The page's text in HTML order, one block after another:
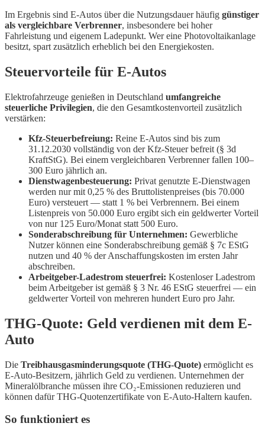
Im Ergebnis sind E-Autos über die Nutzungsdauer häufig günstiger
als vergleichbare Verbrenner, insbesondere bei hoher
Fahrleistung und eigenem Ladepunkt. Wer eine Photovoltaikanlage
besitzt, spart zusätzlich erheblich bei den Energiekosten.
Steuervorteile für E-Autos
Elektrofahrzeuge genießen in Deutschland umfangreiche
steuerliche Privilegien, die den Gesamtkostenvorteil zusätzlich
verstärken:
Kfz-Steuerbefreiung: Reine E-Autos sind bis zum
31.12.2030 vollständig von der Kfz-Steuer befreit (§ 3d
KraftStG). Bei einem vergleichbaren Verbrenner fallen 100–
300 Euro jährlich an.
Dienstwagenbesteuerung: Privat genutzte E-Dienstwagen
werden nur mit 0,25 % des Bruttolistenpreises (bis 70.000
Euro) versteuert — statt 1 % bei Verbrennern. Bei einem
Listenpreis von 50.000 Euro ergibt sich ein geldwerter Vorteil
von nur 125 Euro/Monat statt 500 Euro.
Sonderabschreibung für Unternehmen: Gewerbliche
Nutzer können eine Sonderabschreibung gemäß § 7c EStG
nutzen und 40 % der Anschaffungskosten im ersten Jahr
abschreiben.
Arbeitgeber-Ladestrom steuerfrei: Kostenloser Ladestrom
beim Arbeitgeber ist gemäß § 3 Nr. 46 EStG steuerfrei — ein
geldwerter Vorteil von mehreren hundert Euro pro Jahr.
THG-Quote: Geld verdienen mit dem E-
Auto
Die Treibhausgasminderungsquote (THG-Quote) ermöglicht es
E-Auto-Besitzern, jährlich Geld zu verdienen. Unternehmen der
Mineralölbranche müssen ihre CO₂-Emissionen reduzieren und
können dafür THG-Quotenzertifikate von E-Auto-Haltern kaufen.
So funktioniert es